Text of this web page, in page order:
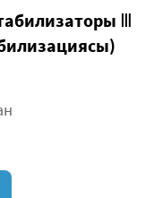
Ⅲ